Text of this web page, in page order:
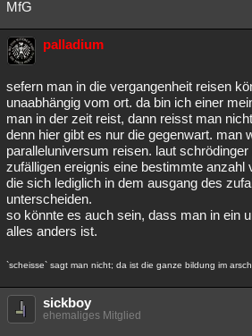
MfG
palladium
sefern man in die vergangenheit reisen
unaabhängig vom ort. da bin ich einer
man in der zeit reist, dann reisst man
denn hier gibt es nur die gegenwart. man
paralleluniversum reisen. laut
zufälligen ereignis eine bestimmte anzahl
die sich lediglich in dem ausgang des
unterscheiden.
so könnte es auch sein, dass man in ein
alles anders ist.
`scheisse` sagt man nicht; da ist die ganze bildung im arsch
sickboy
ehemaliges Mitglied